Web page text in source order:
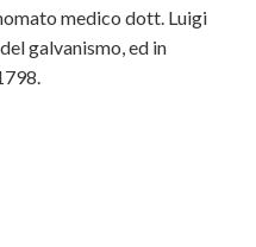
medico dott. Luigi
galvanismo, ed in